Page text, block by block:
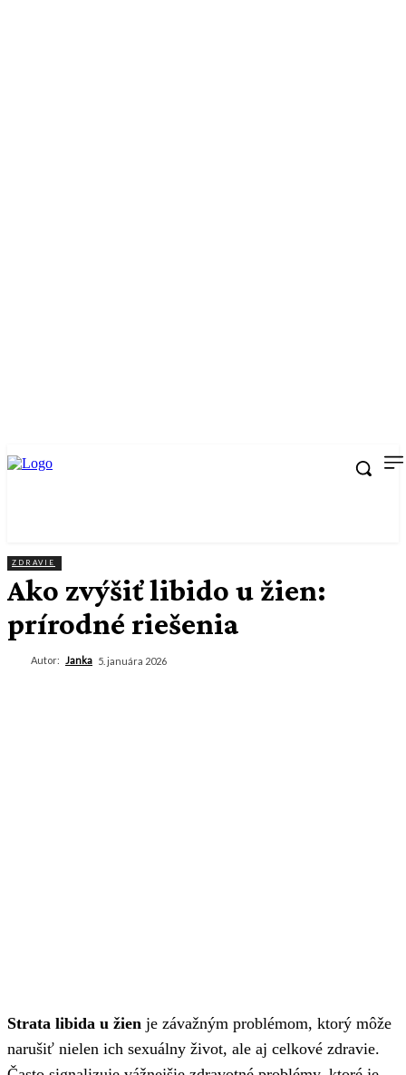
ZDRAVIE
Ako zvýšiť libido u žien:
prírodné riešenia
Autor: Janka 5. januára 2026
Strata libida u žien je závažným problémom, ktorý môže
narušiť nielen ich sexuálny život, ale aj celkové zdravie.